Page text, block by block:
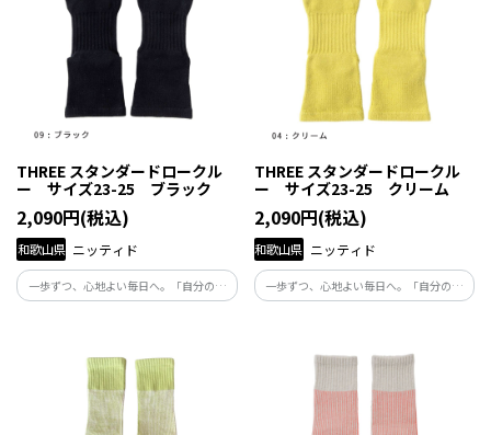
THREE スタンダードロークル
ー サイズ23-25 ブラック
2,090円(税込)
和歌山県 ニッティド
一歩ずつ、心地よい毎日へ。「自分の体
と向き合い、自分らしくくらしたい」と
THREE スタンダードロークル
ー サイズ23-25 クリーム
2,090円(税込)
和歌山県 ニッティド
一歩ずつ、心地よい毎日へ。「自分の体
と向き合い、自分らしくくらしたい」と